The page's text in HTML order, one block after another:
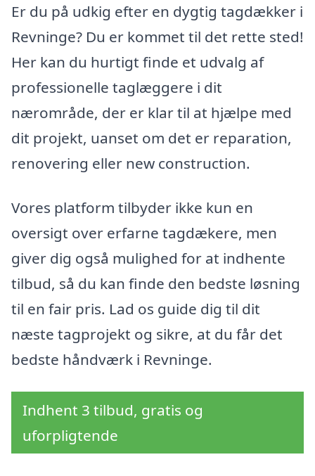
Er du på udkig efter en dygtig tagdækker i
Revninge? Du er kommet til det rette sted!
Her kan du hurtigt finde et udvalg af
professionelle taglæggere i dit
nærområde, der er klar til at hjælpe med
dit projekt, uanset om det er reparation,
renovering eller new construction.
Vores platform tilbyder ikke kun en
oversigt over erfarne tagdækere, men
giver dig også mulighed for at indhente
tilbud, så du kan finde den bedste løsning
til en fair pris. Lad os guide dig til dit
næste tagprojekt og sikre, at du får det
bedste håndværk i Revninge.
Indhent 3 tilbud, gratis og
uforpligtende